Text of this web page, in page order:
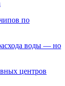
по
воды — но
центров